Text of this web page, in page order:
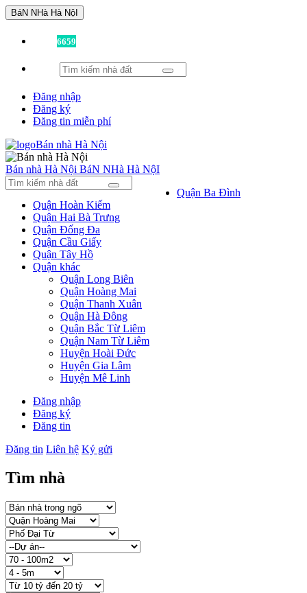
BáN NHà Hà NộI
6659
Đăng nhập
Đăng ký
Đăng tin miễn phí
Bán nhà Hà Nội BáN NHà Hà NộI
Quận Ba Đình
Quận Hoàn Kiếm
Quận Hai Bà Trưng
Quận Đống Đa
Quận Cầu Giấy
Quận Tây Hồ
Quận khác
Quận Long Biên
Quận Hoàng Mai
Quận Thanh Xuân
Quận Hà Đông
Quận Bắc Từ Liêm
Quận Nam Từ Liêm
Huyện Hoài Đức
Huyện Gia Lâm
Huyện Mê Linh
Đăng nhập
Đăng ký
Đăng tin
Đăng tin Liên hệ Ký gửi
Tìm nhà